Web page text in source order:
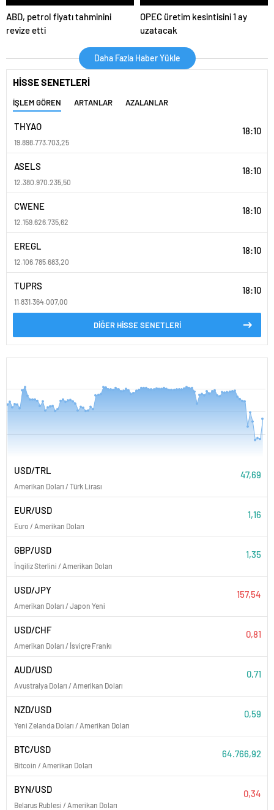
ABD, petrol fiyatı tahminini
revize etti
OPEC üretim kesintisini 1 ay
uzatacak
Daha Fazla Haber Yükle
HİSSE SENETLERİ
İŞLEM GÖREN ARTANLAR AZALANLAR
THYAO
19.898.773.703,25
18:10
ASELS
12.380.970.235,50
18:10
CWENE
12.159.626.735,62
18:10
EREGL
12.106.785.683,20
18:10
TUPRS
11.831.364.007,00
18:10
DİĞER HİSSE SENETLERİ
USD/TRL
Amerikan Doları / Türk Lirası
47,69
EUR/USD
Euro / Amerikan Doları
1,16
GBP/USD
İngiliz Sterlini / Amerikan Doları
1,35
USD/JPY
Amerikan Doları / Japon Yeni
157,54
USD/CHF
Amerikan Doları / İsviçre Frankı
0,81
AUD/USD
Avustralya Doları / Amerikan Doları
0,71
NZD/USD
Yeni Zelanda Doları / Amerikan Doları
0,59
BTC/USD
Bitcoin / Amerikan Doları
64.766,92
BYN/USD
Belarus Rublesi / Amerikan Doları
0,34